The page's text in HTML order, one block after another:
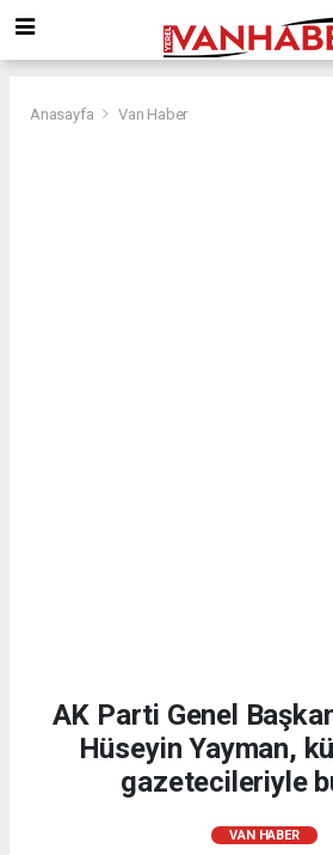
Anasayfa Van Haber
AK Parti Genel
Hüseyin Yayman,
gazetecileriyle
VAN HABER